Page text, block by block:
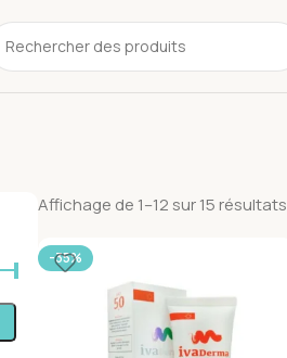
Affichage de 1–12 sur 15 résultats
-35%